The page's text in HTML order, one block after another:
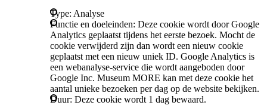
Type: Analyse
Functie en doeleinden: Deze cookie wordt door Google
Analytics geplaatst tijdens het eerste bezoek. Mocht de
cookie verwijderd zijn dan wordt een nieuw cookie
geplaatst met een nieuw uniek ID. Google Analytics is
een webanalyse-service die wordt aangeboden door
Google Inc. Museum MORE kan met deze cookie het
aantal unieke bezoeken per dag op de website bekijken.
Duur: Deze cookie wordt 1 dag bewaard.